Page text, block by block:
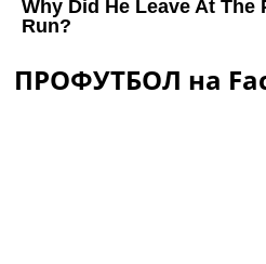
ПРОФУТБОЛ на